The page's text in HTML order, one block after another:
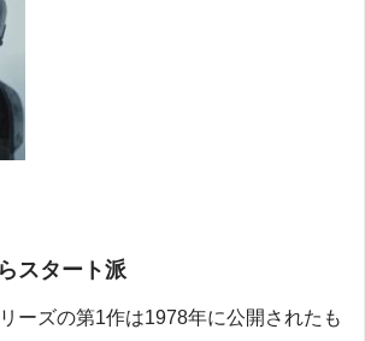
スタート派
ーズの第1作は1978年に公開されたも